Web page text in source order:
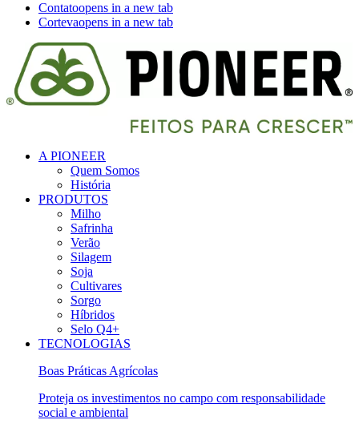
Contatoopens in a new tab
Cortevaopens in a new tab
A PIONEER
Quem Somos
História
PRODUTOS
Milho
Safrinha
Verão
Silagem
Soja
Cultivares
Sorgo
Híbridos
Selo Q4+
TECNOLOGIAS
Boas Práticas Agrícolas
Proteja os investimentos no campo com responsabilidade
social e ambiental